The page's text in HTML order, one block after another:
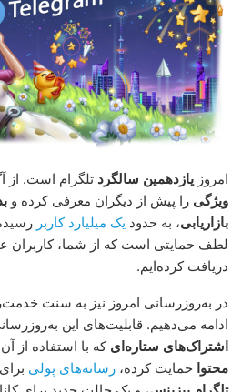
امروز یازدهمین سالگرد تلگرام است. از آگوست
ویژگی را پیش از دیگران معرفی کرده و
بازاریابی، به حدود یک میلیارد کاربر
لطف حمایتی است که از شما، کاربران
دریافت کرده‌ایم.
در به‌روزرسانی امروز نیز به سنت
ادامه می‌دهیم. قابلیت‌های این
اشتراک‌های ستاره‌ای که با استفاده از
محتوا حمایت کرده، رسانه‌های پولی برای